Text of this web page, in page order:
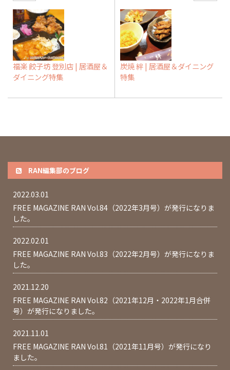
福楽 餃子坊 登別店 | 居酒屋＆
ダイニング特集
炭焼 絆 | 居酒屋＆ダイニング
特集
RAN編集部のブログ
2022.03.01
FREE MAGAZINE RAN Vol.84（2022年3月号）が発行になりま
した。
2022.02.01
FREE MAGAZINE RAN Vol.83（2022年2月号）が発行になりま
した。
2021.12.20
FREE MAGAZINE RAN Vol.82（2021年12月・2022年1月合併
号）が発行になりました。
2021.11.01
FREE MAGAZINE RAN Vol.81（2021年11月号）が発行になり
ました。